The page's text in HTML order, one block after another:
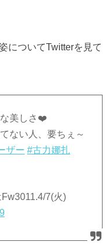
についてTwitterを見て
な美しさ❤️
ない人、要ちぇ～
ザー #古力娜扎
7(火)